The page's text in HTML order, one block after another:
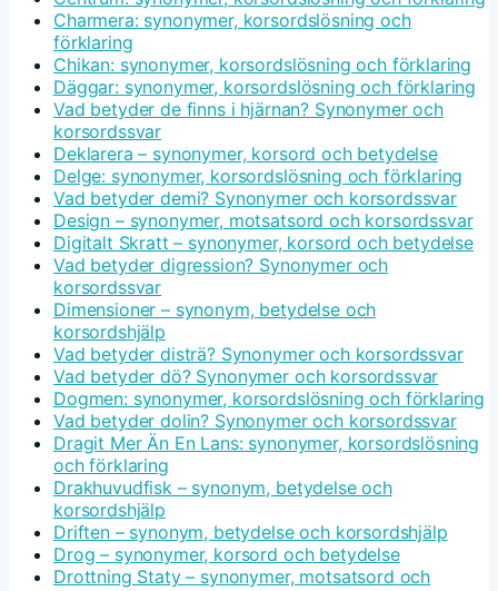
Charmera: synonymer, korsordslösning och
förklaring
Chikan: synonymer, korsordslösning och förklaring
Däggar: synonymer, korsordslösning och förklaring
Vad betyder de finns i hjärnan? Synonymer och
korsordssvar
Deklarera – synonymer, korsord och betydelse
Delge: synonymer, korsordslösning och förklaring
Vad betyder demi? Synonymer och korsordssvar
Design – synonymer, motsatsord och korsordssvar
Digitalt Skratt – synonymer, korsord och betydelse
Vad betyder digression? Synonymer och
korsordssvar
Dimensioner – synonym, betydelse och
korsordshjälp
Vad betyder disträ? Synonymer och korsordssvar
Vad betyder dö? Synonymer och korsordssvar
Dogmen: synonymer, korsordslösning och förklaring
Vad betyder dolin? Synonymer och korsordssvar
Dragit Mer Än En Lans: synonymer, korsordslösning
och förklaring
Drakhuvudfisk – synonym, betydelse och
korsordshjälp
Driften – synonym, betydelse och korsordshjälp
Drog – synonymer, korsord och betydelse
Drottning Staty – synonymer, motsatsord och